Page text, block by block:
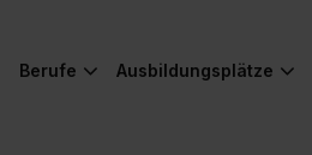
Berufe Ausbildungsplätze